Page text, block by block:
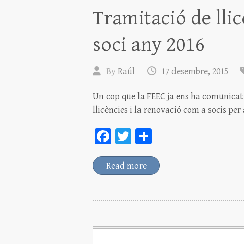
x
Tramitació de
soci any 2016
ByRaúl 17 desembre, 2015
Un cop que la FEEC ja ens ha
llicències i la renovació com a socis per
Fa
ce
bo
T
wi
tt
o
m
rt
x
Read more